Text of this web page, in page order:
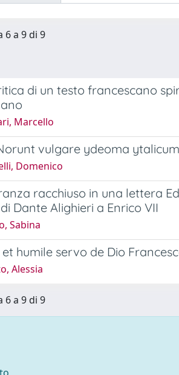
a 9 di 9
di un testo francescano
Marcello
vulgare ydeoma
Domenico
racchiuso in una lettera
Dante Alighieri a Enrico VII
Sabina
humile servo de Dio
Alessia
a 9 di 9